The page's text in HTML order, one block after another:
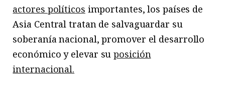
actores políticos importantes, los países de
Asia Central tratan de salvaguardar su
soberanía nacional, promover el desarrollo
económico y elevar suposición
internacional.